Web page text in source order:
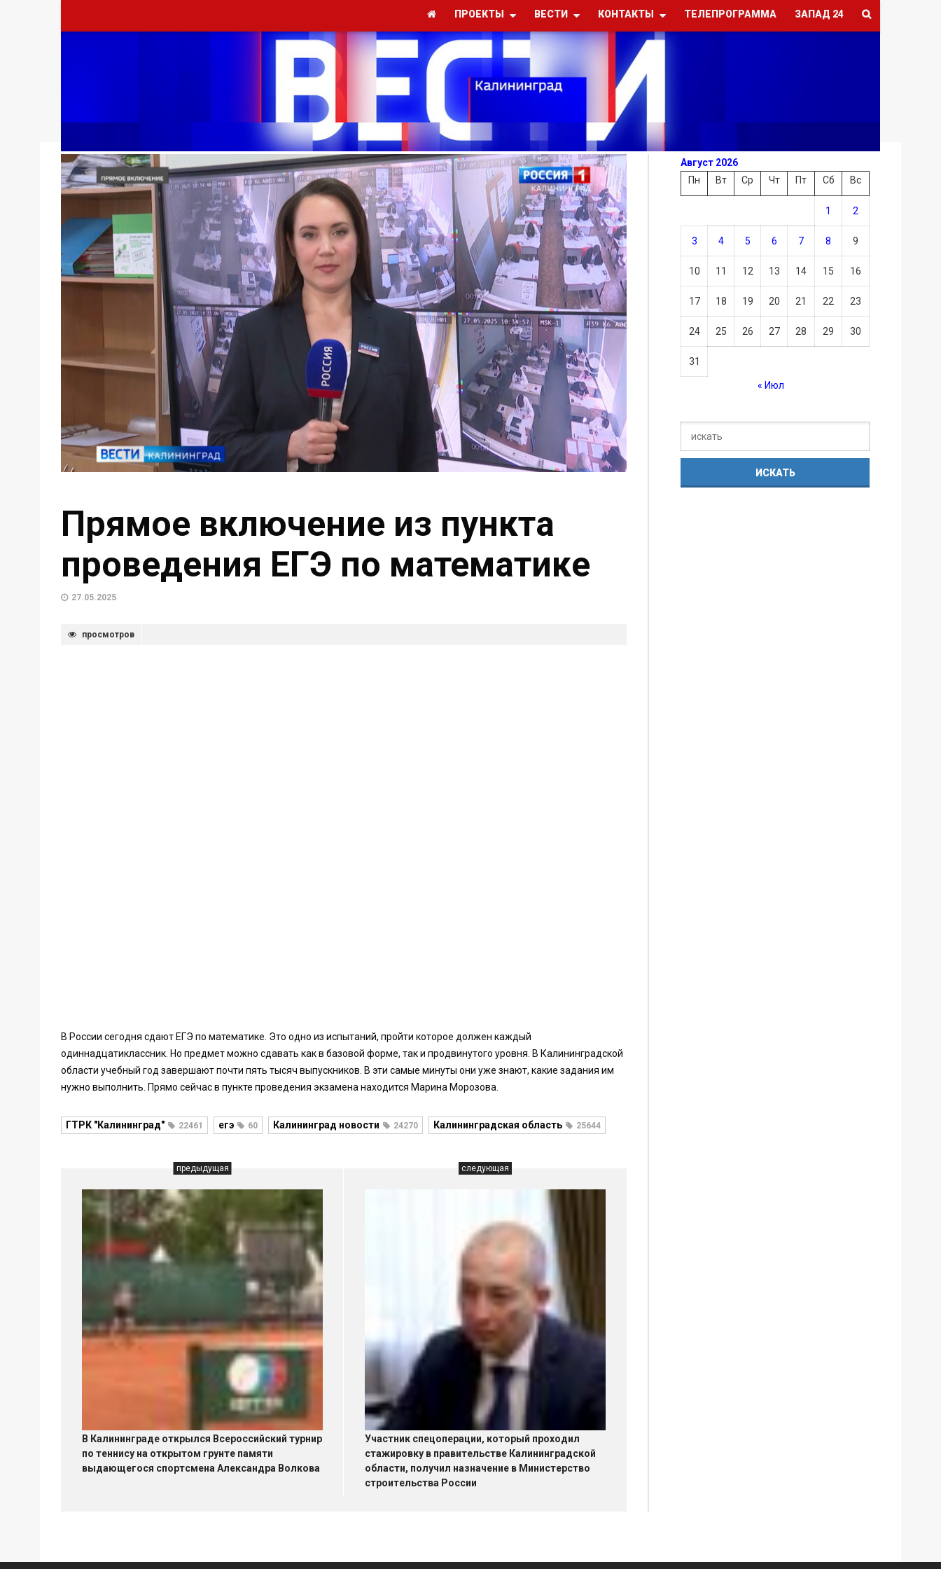
ПРОЕКТЫ ВЕСТИ КОНТАКТЫ ТЕЛЕПРОГРАММА ЗАПАД 24
Прямое включение из пункта
проведения ЕГЭ по математике
27.05.2025
просмотров
В России сегодня сдают ЕГЭ по математике. Это одно из испытаний, пройти которое должен каждый
одиннадцатиклассник. Но предмет можно сдавать как в базовой форме, так и продвинутого уровня. В Калининградской
области учебный год завершают почти пять тысяч выпускников. В эти самые минуты они уже знают, какие задания им
нужно выполнить. Прямо сейчас в пункте проведения экзамена находится Марина Морозова.
ГТРК "Калининград" 22461 егэ 60 Калининград новости 24270 Калининградская область 25644
предыдущая
В Калининграде открылся Всероссийский турнир
по теннису на открытом грунте памяти
выдающегося спортсмена Александра Волкова
следующая
Участник спецоперации, который проходил
стажировку в правительстве Калининградской
области, получил назначение в Министерство
строительства России
Август 2026
Пн
Вт Ср Чт Пт Сб Вс
1 2
3 4 5 6 7 8 9
10 11 12 13 14 15 16
17 18 19 20 21 22 23
24 25 26 27 28 29 30
31
« Июл